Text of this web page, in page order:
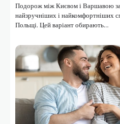
Подорож між Києвом і Варшавою
найзручніших і найкомфортніших
Польщі. Цей варіант обирають…